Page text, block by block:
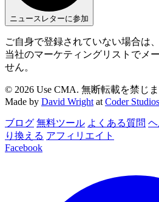
ニュースレターに参加
ご自身で登録されていない場合は
当社のマーケティングリストでメ
せん。
© 2026 Use CMA. 無断転載を禁じま
Made by David Wright at Coder Studios
ブログ 無料ツール よくある質問
り換える アフィリエイト
Facebook